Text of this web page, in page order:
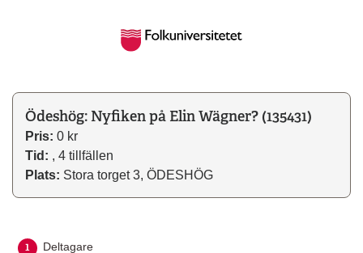
Ödeshög: Nyfiken på Elin Wägner? (135431)
Pris: 0 kr
Tid: , 4 tillfällen
Plats: Stora torget 3, ÖDESHÖG
1 Aktuellt steg
Deltagare